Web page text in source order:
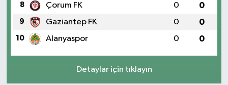
8 Çorum FK 0 0
9 Gaziantep FK 0 0
10 Alanyaspor 0 0
Detaylar için tıklayın